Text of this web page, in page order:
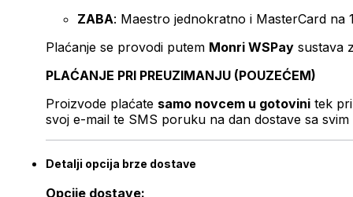
ZABA: Maestro jednokratno i MasterCard na
Plaćanje se provodi putem Monri WSPay sustava
PLAĆANJE PRI PREUZIMANJU (POUZEĆEM)
Proizvode plaćate samo novcem u gotovini tek
svoj e-mail te SMS poruku na dan dostave sa svim
Detalji opcija brze dostave
Opcije dostave: